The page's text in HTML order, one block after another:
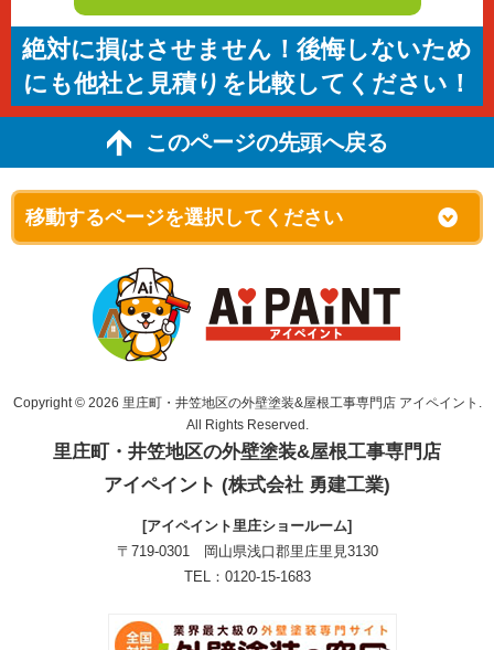
絶対に損はさせません！後悔しないため
にも他社と見積りを比較してください！
このページの先頭へ戻る
Copyright © 2026 里庄町・井笠地区の外壁塗装&屋根工事専門店 アイペイント.
All Rights Reserved.
里庄町・井笠地区の外壁塗装&屋根工事専門店
アイペイント (株式会社 勇建工業)
[アイペイント里庄ショールーム]
〒719-0301 岡山県浅口郡里庄里見3130
TEL：0120-15-1683